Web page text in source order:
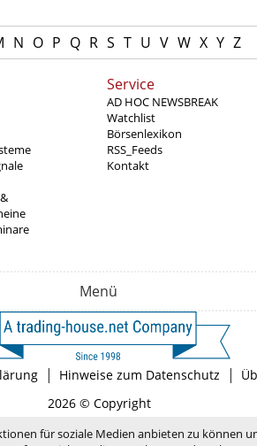
N O P Q R S T U V W X Y Z
Service
AD HOC NEWSBREAK
Watchlist
Börsenlexikon
RSS_Feeds
Kontakt
Menü
| Hinweise zum Datenschutz |
2026 © Copyright
für soziale Medien anbieten zu können